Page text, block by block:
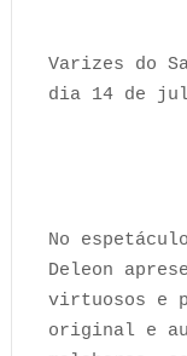
Varizes do
dia 14 de
No
Deleon
virtuosos e
original e